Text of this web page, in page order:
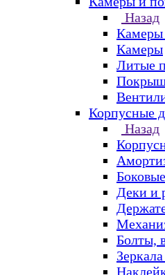
Назад
Камеры
Литые
Корпусные
Назад
Деки и
Болты,